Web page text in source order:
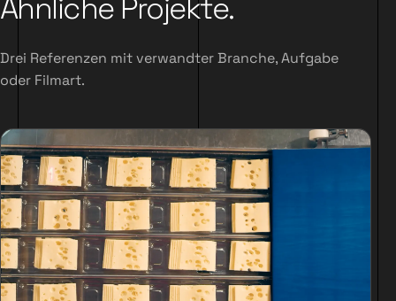
Ähnliche Projekte.
Drei Referenzen mit verwandter Branche, Aufgabe
oder Filmart.